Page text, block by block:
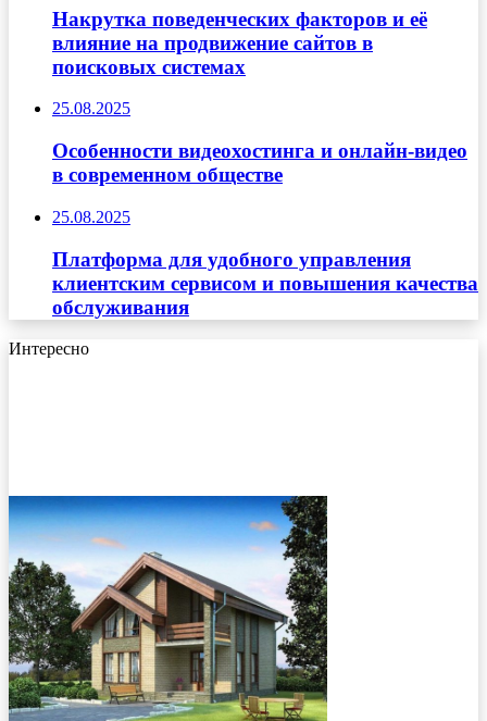
Накрутка поведенческих факторов и её
влияние на продвижение сайтов в
поисковых системах
25.08.2025
Особенности видеохостинга и онлайн-видео
в современном обществе
25.08.2025
Платформа для удобного управления
клиентским сервисом и повышения качества
обслуживания
Интересно